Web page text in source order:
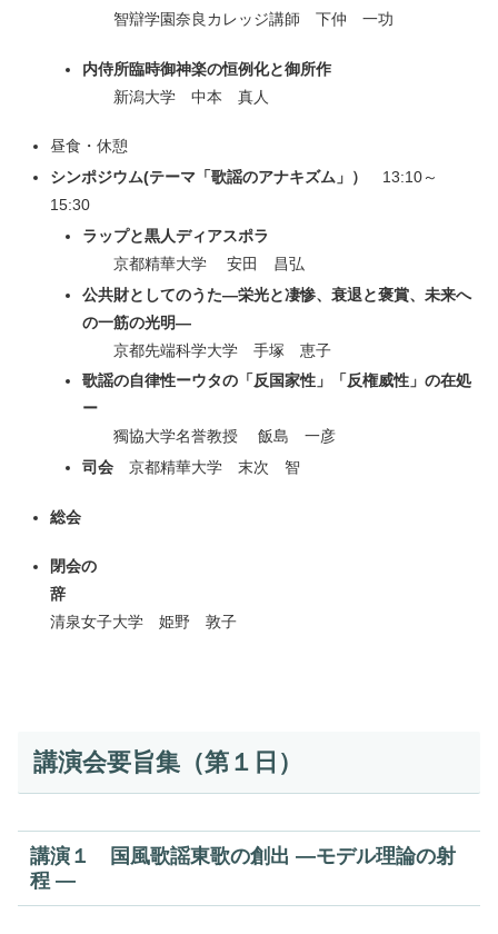
智辯学園奈良カレッジ講師 下仲 一功
内侍所臨時御神楽の恒例化と御所作
新潟大学 中本 真人
昼食・休憩
シンポジウム(テーマ「歌謡のアナキズム」）
13:10～
15:30
ラップと黒人ディアスポラ
京都精華大学 安田 昌弘
公共財としてのうた―栄光と凄惨、衰退と褒賞、未来へ
の一筋の光明―
京都先端科学大学 手塚 恵子
歌謡の自律性ーウタの「反国家性」「反権威性」の在処
ー
獨協大学名誉教授 飯島 一彦
司会 京都精華大学 末次 智
総会
閉会の
辞
清泉女子大学 姫野 敦子
講演会要旨集（第１日）
講演１ 国風歌謡東歌の創出 ―モデル理論の射
程 ―